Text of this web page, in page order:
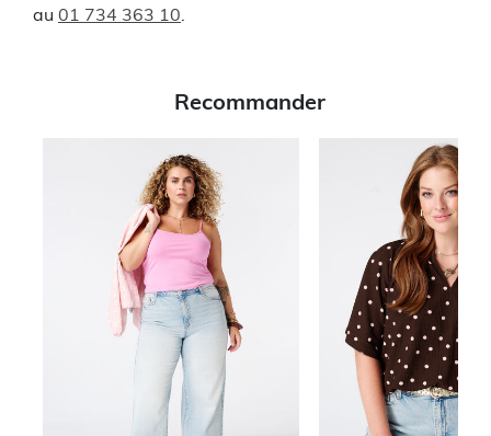
au 01 734 363 10
Recommander